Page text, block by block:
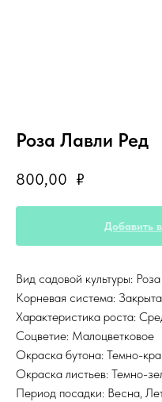
Роза Лавли Ред
800,00 ₽
Добавить
Вид садовой культуры:
Корневая система:
Характеристика роста:
Соцветие: Малоцветковое
Окраска бутона: Темно-
Окраска листьев: Темно-
Период посадки: Весна,